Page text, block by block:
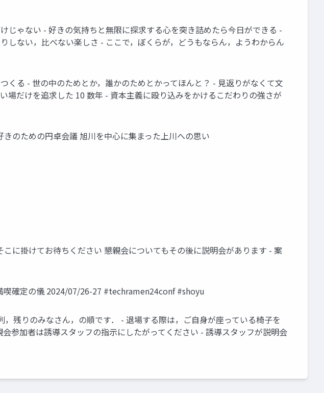
ゃない - 好きの気持ちと無限に探求する心を突き詰めたら今日ができる -
ない，比べない楽しさ - ここで，ぼくらが，どうもならん，ようわからん
る - 世の中のためとか，誰かのためとかってほんと？ - 見返りがなくて文
だけを追求した 10 数年 - 資本主義に殴り込みをかけるこだわりの強さが
のための円卓会議 旭川を中心に集まった上川への思い
に掛けてお待ちください 懇親会についてもその後に説明会があります - 案
確定の儀 2024/07/26-27 #techramen24conf #shoyu
残りのみなさん，の順です． - 退場する際は，ご自身が座っている椅子を
参加者は誘導スタッフの指示にしたがってください - 誘導スタッフが説明会